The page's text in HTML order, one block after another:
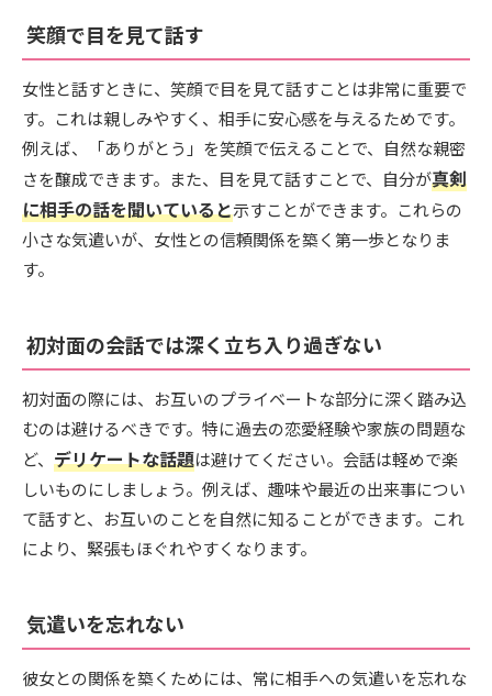
笑顔で目を見て話す
女性と話すときに、笑顔で目を見て話すことは非常に重要で
す。これは親しみやすく、相手に安心感を与えるためです。
例えば、「ありがとう」を笑顔で伝えることで、自然な親密
さを醸成できます。また、目を見て話すことで、自分が真剣
に相手の話を聞いていると示すことができます。これらの
小さな気遣いが、女性との信頼関係を築く第一歩となりま
す。
初対面の会話では深く立ち入り過ぎない
初対面の際には、お互いのプライベートな部分に深く踏み込
むのは避けるべきです。特に過去の恋愛経験や家族の問題な
ど、 デリケートな話題は避けてください。会話は軽めで楽
しいものにしましょう。例えば、趣味や最近の出来事につい
て話すと、お互いのことを自然に知ることができます。これ
により、緊張もほぐれやすくなります。
気遣いを忘れない
彼女との関係を築くためには、常に相手への気遣いを忘れな